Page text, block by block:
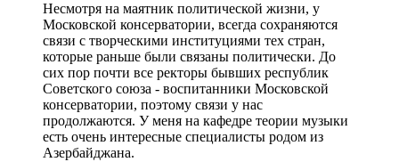
Несмотря на маятник политической жизни, у
Московской консерватории, всегда сохраняются
связи с творческими институциями тех стран,
которые раньше были связаны политически. До
сих пор почти все ректоры бывших республик
Советского союза - воспитанники Московской
консерватории, поэтому связи у нас
продолжаются. У меня на кафедре теории музыки
есть очень интересные специалисты родом из
Азербайджана.